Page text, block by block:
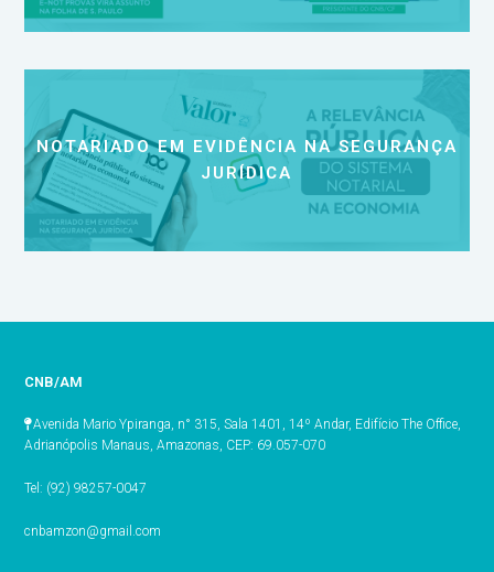
NOTARIADO EM EVIDÊNCIA NA SEGURANÇA
JURÍDICA
CNB/AM
Avenida Mario Ypiranga, n° 315, Sala 1401, 14º Andar, Edifício The Office,
Adrianópolis Manaus, Amazonas, CEP: 69.057-070
Tel: (92) 98257-0047
cnbamzon@gmail.com